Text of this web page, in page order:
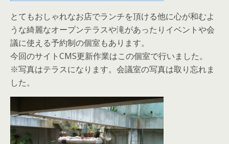
とてもおしゃれなお店でランチを頂ける他に心が和むよ
うな綺麗なオープンテラスや滝があったりイベントや会
議に使える予約制の個室もあります。
今回のサイトCMS更新作業はこの個室で行いました。
※写真はテラスになります。会議室の写真は取り忘れま
した。